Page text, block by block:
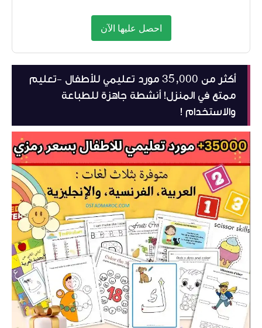
احصل عليها الآن
أكثر من 35,000 مورد تعليمي للأطفال -تعليم
ممتع في المنزل! أنشطة جاهزة للطباعة
والاستخدام !